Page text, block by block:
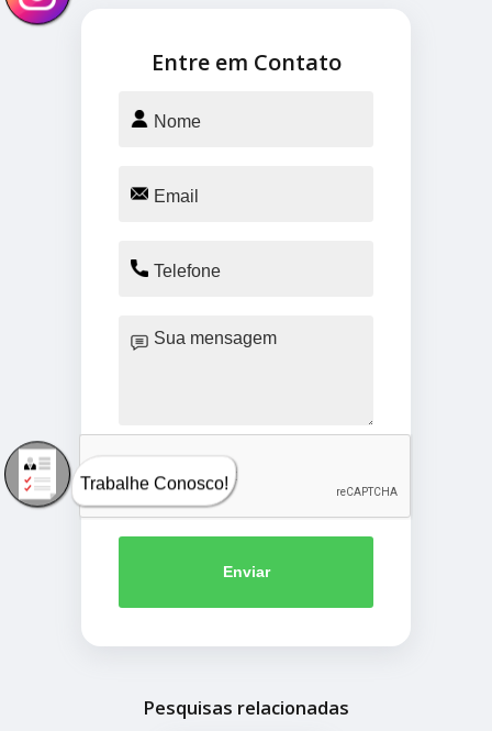
Entre em Contato
Enviar
Pesquisas relacionadas
Trabalhe Conosco!